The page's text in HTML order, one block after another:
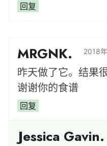
回复
MRGNK. 2018
昨天做了它。结果
谢谢你的食谱
回复
Jessica Gavin.